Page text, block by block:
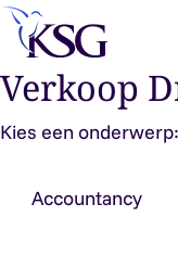
Skip to content
Verkoop
Kies een onderwerp:
Accountancy